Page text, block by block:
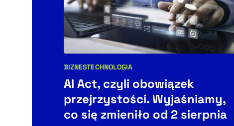
Kategorie artykułu:
BIZNESTECHNOLOGIA
AI Act, czyli obowiązek
przejrzystości. Wyjaśniamy,
co się zmieniło od 2 sierpnia